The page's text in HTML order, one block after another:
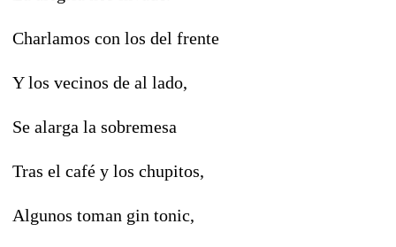
Charlamos con los del frente
Y los vecinos de al lado,
Se alarga la sobremesa
Tras el café y los chupitos,
Algunos toman gin tonic,